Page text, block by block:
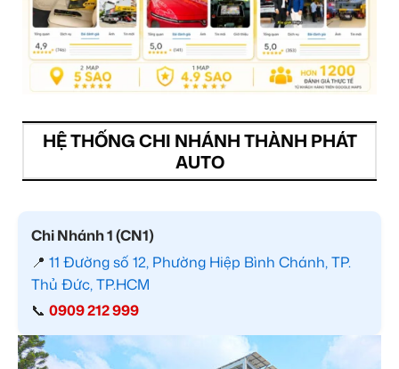
HỆ THỐNG CHI NHÁNH THÀNH PHÁT
AUTO
Chi Nhánh 1 (CN1)
📍 11 Đường số 12, Phường Hiệp Bình Chánh, TP.
Thủ Đức, TP.HCM
📞 0909 212 999